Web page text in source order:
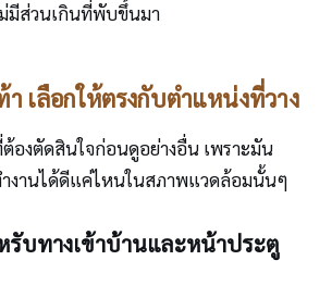
มีส่วนเกินที่พับขึ้นมา
เลือกให้ตรงกับตำแหน่งที่วาง
องตัดสินใจก่อนดูอย่างอื่น เพราะมัน
งานได้ดีแค่ไหนในสภาพแวดล้อมนั้นๆ
รับทางเข้าบ้านและหน้าประตู